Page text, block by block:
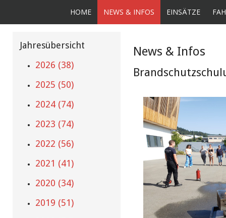
HOME NEWS & INFOS EINSÄTZE
News & Infos
Jahresübersicht
2026 (38)
2025 (50)
2024 (74)
2023 (74)
2022 (56)
2021 (41)
2020 (34)
2019 (51)